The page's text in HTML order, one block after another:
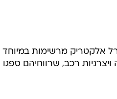
אלקטריק מרשימות
רכב, שרווחיהם ספגו